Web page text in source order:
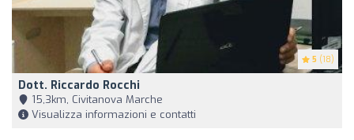
5 (18)
Dott. Riccardo Rocchi
15,3km, Civitanova Marche
Visualizza informazioni e contatti